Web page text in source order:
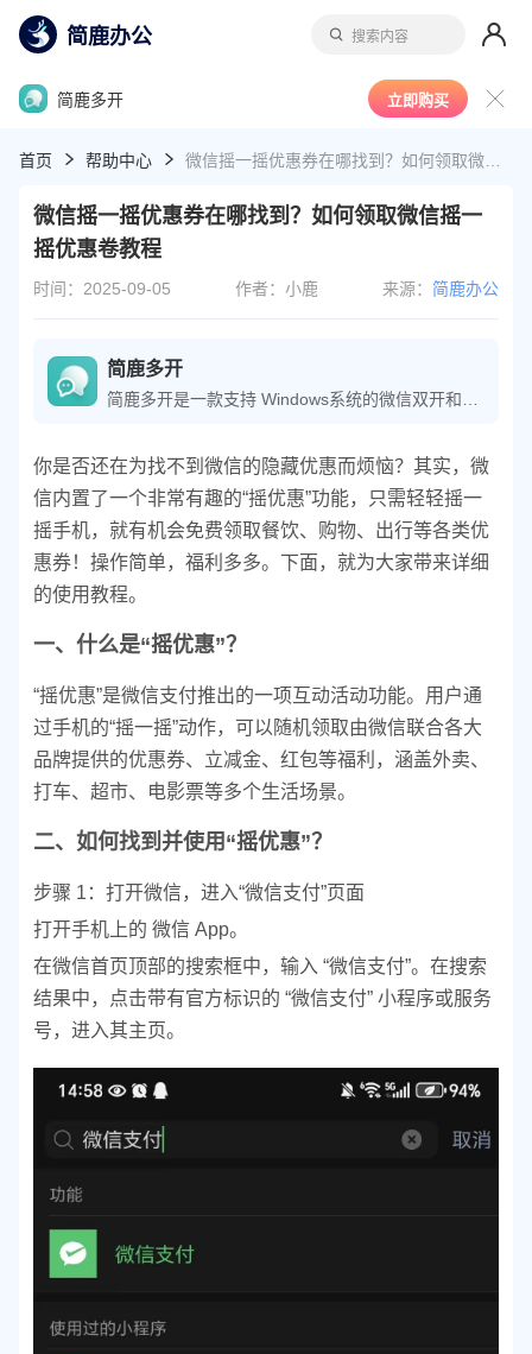
简鹿办公 搜索内容
简鹿多开 立即购买
首页 帮助中心
微信摇一摇优惠券在哪找到？如何领取微信摇一
摇优惠卷教程
时间：2025-09-05 作者：小鹿 来源： 简鹿办公
简鹿多开
你是否还在为找不到微信的隐藏优惠而烦恼？其实，微
信内置了一个非常有趣的“摇优惠”功能，只需轻轻摇一
摇手机，就有机会免费领取餐饮、购物、出行等各类优
惠券！操作简单，福利多多。下面，就为大家带来详细
的使用教程。
一、什么是“摇优惠”？
“摇优惠”是微信支付推出的一项互动活动功能。用户通
过手机的“摇一摇”动作，可以随机领取由微信联合各大
品牌提供的优惠券、立减金、红包等福利，涵盖外卖、
打车、超市、电影票等多个生活场景。
二、如何找到并使用“摇优惠”？
步骤 1：打开微信，进入“微信支付”页面
打开手机上的 微信 App。
在微信首页顶部的搜索框中，输入 “微信支付”。 在搜索
结果中，点击带有官方标识的 “微信支付” 小程序或服务
号，进入其主页。